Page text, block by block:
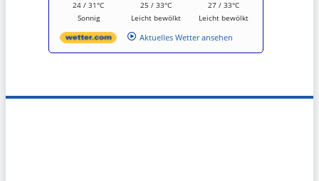
24 / 31°C
Sonnig
25 / 33°C
Leicht bewölkt
27 / 33°C
Leicht bewölkt
Aktuelles Wetter ansehen